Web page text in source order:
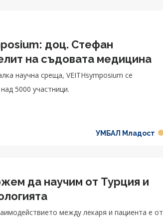
доц. Стефан
на съдовата медицина
научна среща, VEITHsymposium се
5000 участници.
УМБАЛ Младост
да научим от Турция и
между лекаря и пациента е от